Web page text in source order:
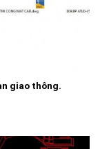
giao thông.